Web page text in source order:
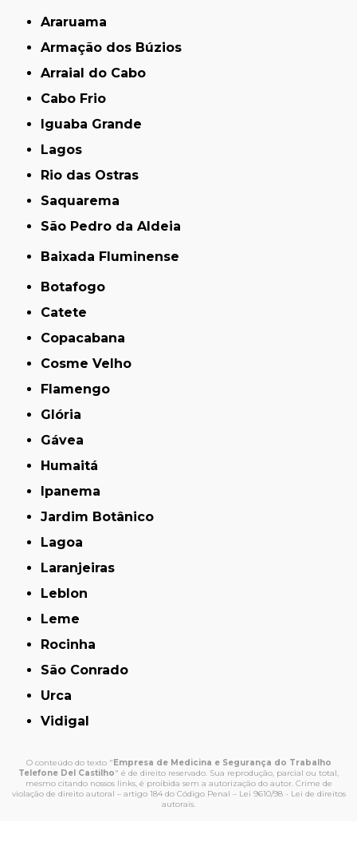
Araruama
Armação dos Búzios
Arraial do Cabo
Cabo Frio
Iguaba Grande
Lagos
Rio das Ostras
Saquarema
São Pedro da Aldeia
Baixada Fluminense
Botafogo
Catete
Copacabana
Cosme Velho
Flamengo
Glória
Gávea
Humaitá
Ipanema
Jardim Botânico
Lagoa
Laranjeiras
Leblon
Leme
Rocinha
São Conrado
Urca
Vidigal
O conteúdo do texto "Empresa de Medicina e Segurança do Trabalho
Telefone Del Castilho" é de direito reservado. Sua reprodução, parcial ou total,
mesmo citando nossos links, é proibida sem a autorização do autor. Crime de
violação de direito autoral – artigo 184 do Código Penal – Lei 9610/98 - Lei de direitos
autorais.